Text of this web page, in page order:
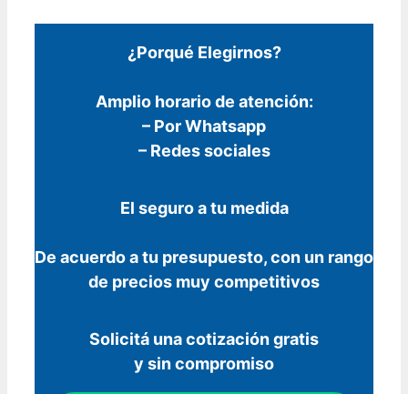
¿Porqué Elegirnos?
Amplio horario de atención:
– Por Whatsapp
– Redes sociales
El seguro a tu medida
De acuerdo a tu presupuesto, con un rango
de precios muy competitivos
Solicitá una cotización gratis
y sin compromiso